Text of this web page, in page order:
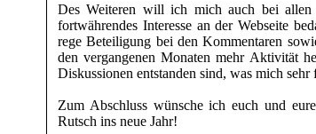
Des Weiteren will ich mich auch bei allen
fortwährendes Interesse an der Webseite
rege Beteiligung bei den Kommentaren
den vergangenen Monaten mehr Aktivität
Diskussionen entstanden sind, was mich
Zum Abschluss wünsche ich euch und
Rutsch ins neue Jahr!